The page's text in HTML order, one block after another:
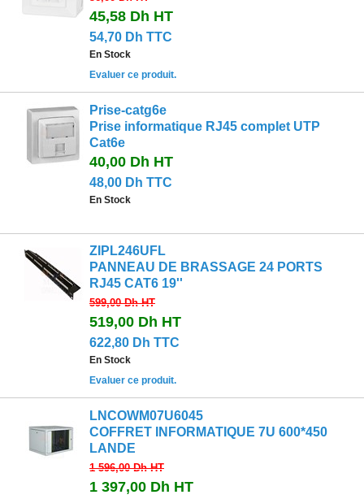
45,58 Dh HT
54,70 Dh TTC
En Stock
Evaluer ce produit.
Prise-catg6e
Prise informatique RJ45 complet UTP
Cat6e
40,00 Dh HT
48,00 Dh TTC
En Stock
ZIPL246UFL
PANNEAU DE BRASSAGE 24 PORTS
RJ45 CAT6 19''
599,00 DhHT
519,00 Dh HT
622,80 Dh TTC
En Stock
Evaluer ce produit.
LNCOWM07U6045
COFFRET INFORMATIQUE 7U 600*450
LANDE
1 596,00 DhHT
1 397,00 Dh HT